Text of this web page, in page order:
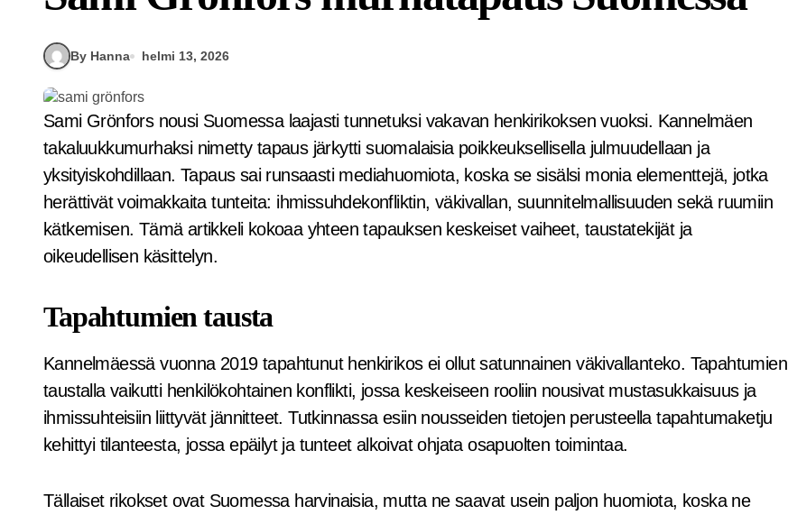
By Hanna helmi 13, 2026
Sami Grönfors nousi Suomessa laajasti tunnetuksi vakavan henkirikoksen vuoksi. Kannelmäen
takaluukkumurhaksi nimetty tapaus järkytti suomalaisia poikkeuksellisella julmuudellaan ja
yksityiskohdillaan. Tapaus sai runsaasti mediahuomiota, koska se sisälsi monia elementtejä, jotka
herättivät voimakkaita tunteita: ihmissuhdekonfliktin, väkivallan, suunnitelmallisuuden sekä ruumiin
kätkemisen. Tämä artikkeli kokoaa yhteen tapauksen keskeiset vaiheet, taustatekijät ja
oikeudellisen käsittelyn.
Tapahtumien tausta
Kannelmäessä vuonna 2019 tapahtunut henkirikos ei ollut satunnainen väkivallanteko. Tapahtumien
taustalla vaikutti henkilökohtainen konflikti, jossa keskeiseen rooliin nousivat mustasukkaisuus ja
ihmissuhteisiin liittyvät jännitteet. Tutkinnassa esiin nousseiden tietojen perusteella tapahtumaketju
kehittyi tilanteesta, jossa epäilyt ja tunteet alkoivat ohjata osapuolten toimintaa.
Tällaiset rikokset ovat Suomessa harvinaisia, mutta ne saavat usein paljon huomiota, koska ne